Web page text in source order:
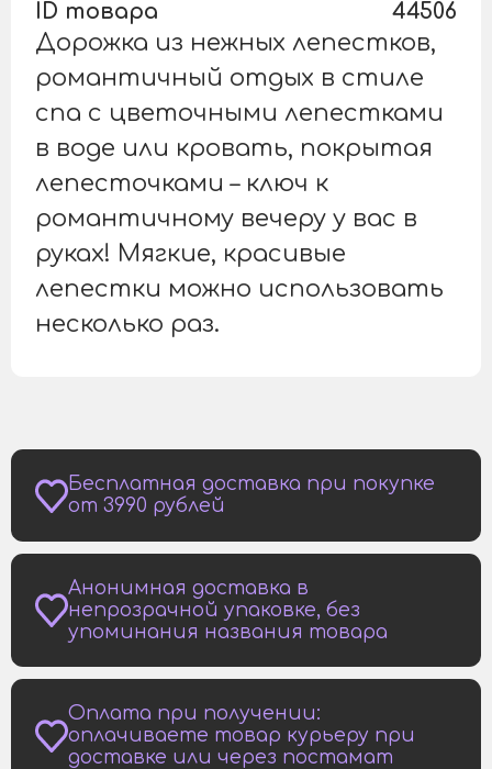
ID товара
44506
Дорожка из нежных лепестков,
романтичный отдых в стиле
спа с цветочными лепестками
в воде или кровать, покрытая
лепесточками – ключ к
романтичному вечеру у вас в
руках! Мягкие, красивые
лепестки можно использовать
несколько раз.
Бесплатная доставка при покупке
от 3990 рублей
Анонимная доставка в
непрозрачной упаковке, без
упоминания названия товара
Оплата при получении:
оплачиваете товар курьеру при
доставке или через постамат